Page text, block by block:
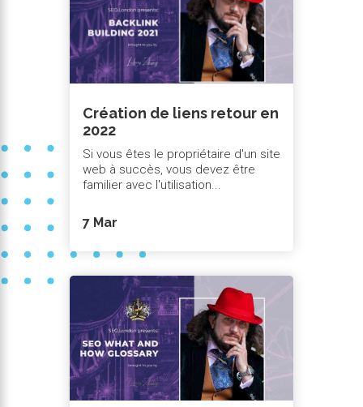
Création de liens retour en
2022
Si vous êtes le propriétaire d'un site
web à succès, vous devez être
familier avec l'utilisation...
7 Mar